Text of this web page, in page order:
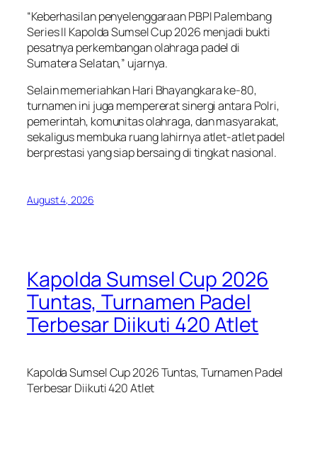
“Keberhasilan penyelenggaraan PBPI Palembang
Series II Kapolda Sumsel Cup 2026 menjadi bukti
pesatnya perkembangan olahraga padel di
Sumatera Selatan,” ujarnya.
Selain memeriahkan Hari Bhayangkara ke-80,
turnamen ini juga mempererat sinergi antara Polri,
pemerintah, komunitas olahraga, dan masyarakat,
sekaligus membuka ruang lahirnya atlet-atlet padel
berprestasi yang siap bersaing di tingkat nasional.
August 4, 2026
Kapolda Sumsel Cup 2026
Tuntas, Turnamen Padel
Terbesar Diikuti 420 Atlet
Kapolda Sumsel Cup 2026 Tuntas, Turnamen Padel
Terbesar Diikuti 420 Atlet